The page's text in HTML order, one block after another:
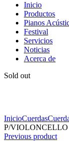
Inicio
Productos
Pianos
Festival
Servicios
Noticias
Acerca de
Sold out
InicioCuerdas
P/VIOLONCELLO
Previous product